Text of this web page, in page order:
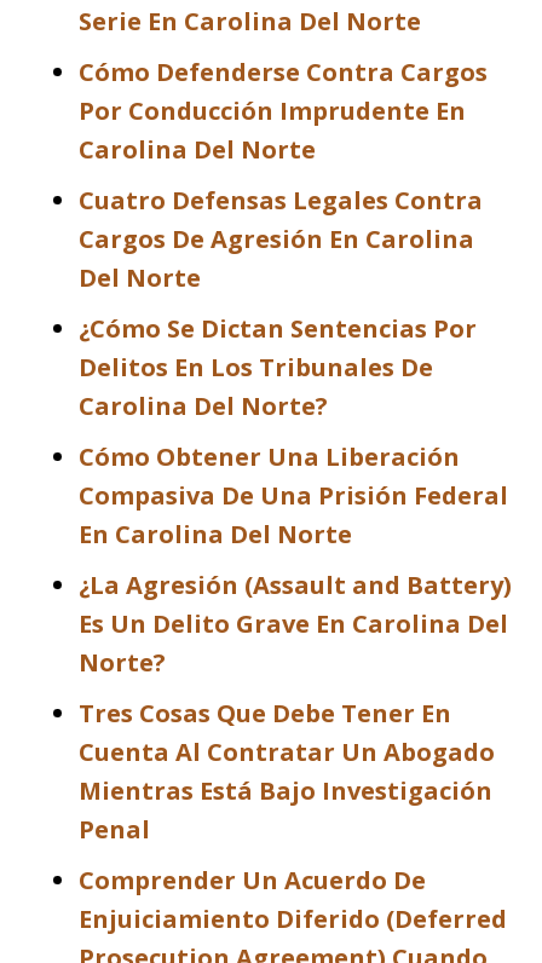
Serie En Carolina Del Norte
Cómo Defenderse Contra Cargos
Por Conducción Imprudente En
Carolina Del Norte
Cuatro Defensas Legales Contra
Cargos De Agresión En Carolina
Del Norte
¿Cómo Se Dictan Sentencias Por
Delitos En Los Tribunales De
Carolina Del Norte?
Cómo Obtener Una Liberación
Compasiva De Una Prisión Federal
En Carolina Del Norte
¿La Agresión (Assault and Battery)
Es Un Delito Grave En Carolina Del
Norte?
Tres Cosas Que Debe Tener En
Cuenta Al Contratar Un Abogado
Mientras Está Bajo Investigación
Penal
Comprender Un Acuerdo De
Enjuiciamiento Diferido (Deferred